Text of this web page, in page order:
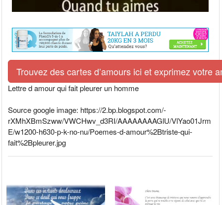
Trouvez des cartes d’amours ici et exprimez votre
Lettre d amour qui fait pleurer un homme
Source google image: https://2.bp.blogspot.com/-
rXMhXBmSzww/VWCHwv_d3RI/AAAAAAAAGlU/VlYao01Jrm
E/w1200-h630-p-k-no-nu/Poemes-d-amour%2Btriste-qui-
fait%2Bpleurer.jpg